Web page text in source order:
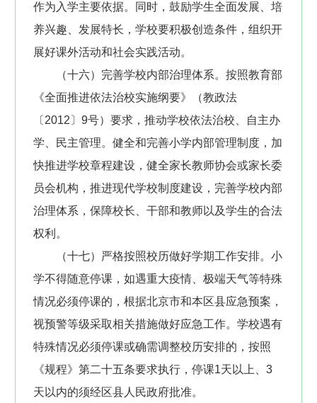
作为入学主要依据。同时，鼓励学生全面发展、培
养兴趣、发展特长，学校要积极创造条件，组织开
展好课外活动和社会实践活动。
（十六）完善学校内部治理体系。按照教育部
《全面推进依法治校实施纲要》（教政法
〔2012〕9号）要求，推动学校依法治校、自主办
学、民主管理。健全和完善小学内部管理制度，加
快推进学校章程建设，健全家长教师协会或家长委
员会机构，推进现代学校制度建设，完善学校内部
治理体系，保障校长、干部和教师以及学生的合法
权利。
（十七）严格按照校历做好学期工作安排。小
学不得随意停课，如遇重大疫情、极端天气等特殊
情况必须停课的，根据北京市和本区县应急预案，
视预警等级采取相关措施做好应急工作。学校遇有
特殊情况必须停课或确需调整校历安排的，按照
《规程》第二十五条要求执行，停课1天以上、3
天以内的须经区县人民政府批准。